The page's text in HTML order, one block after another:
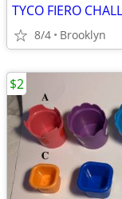
8/4 Brooklyn
$2